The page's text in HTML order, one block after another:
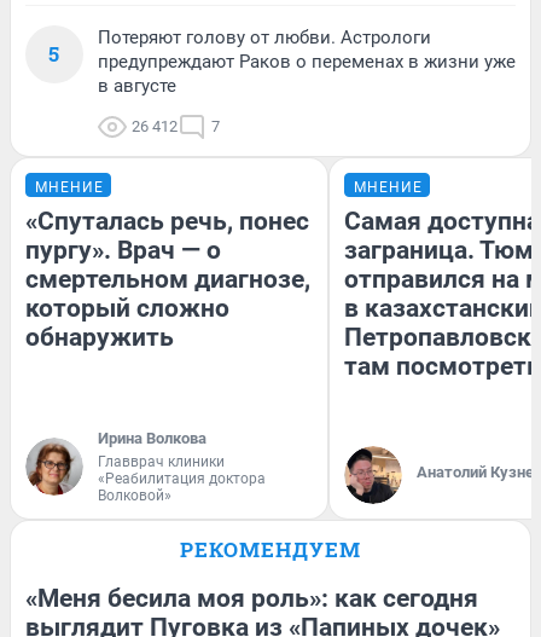
5
Потеряют голову от любви. Астрологи
предупреждают Раков о переменах в жизни уже
в августе
26 412 7
МНЕНИЕ
«Спуталась речь, понес
пургу». Врач — о
смертельном диагнозе,
который сложно
обнаружить
Ирина Волкова
Главврач клиники
«Реабилитация доктора
Волковой»
МНЕНИЕ
Самая
заграница.
отправился на
в
там посмотреть
Анатолий
РЕКОМЕНДУЕМ
«Меня бесила моя роль»: как сегодня
выглядит Пуговка из «Папиных дочек»